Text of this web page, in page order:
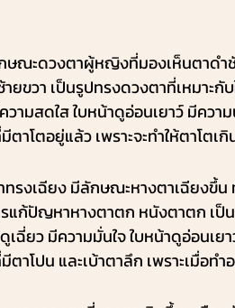
ณะดวงตาผู้หญิงที่มองเห็นตาดำ
ยขวา เป็นรูปทรงดวงตาที่เหมาะกั
ามสดใส ใบหน้าดูอ่อนเยาว์ มีควา
ตาโตอยู่แล้ว เพราะจะทำให้ตาโตเกิ
งเฉียง มีลักษณะหางตาเฉียงขึ้น
แก้ปัญหาหางตาตก หนังตาตก เป็
ฉี่ยว มีความมั่นใจ ใบหน้าดูอ่อนเย
ตาโปน และเบ้าตาลึก เพราะเมื่อท